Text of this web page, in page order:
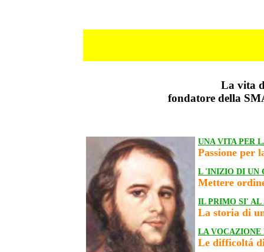
La vita
fondatore della
UNA VITA PER
Passione per
L 'INIZIO DI UN
Mettere
IL PRIMO SI' AL
La storia di
LA VOCAZIONE
Le difficoltá